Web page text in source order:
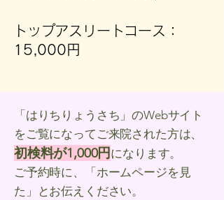
トップアスリートコース：
15,000円
「はりちりょうさち」のWebサイト
をご覧になってご来院された方は、
初検料が1,000円 になります。
ご予約時に、「ホームページを見
た」とお伝えください。